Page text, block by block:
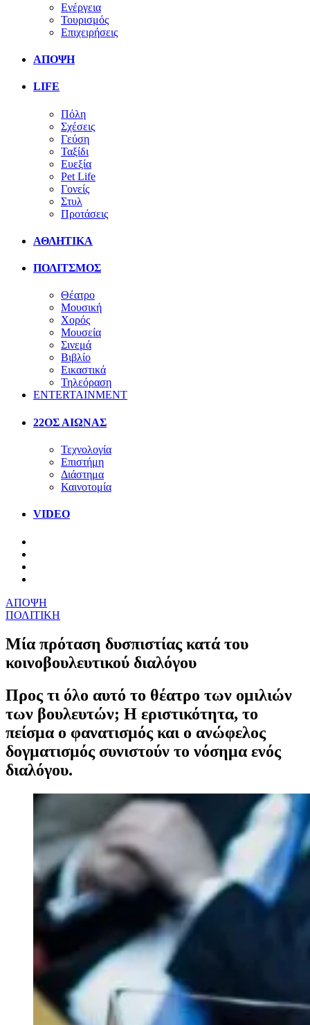
Ενέργεια
Τουρισμός
Επιχειρήσεις
ΑΠΟΨΗ
LIFE
Πόλη
Σχέσεις
Γεύση
Ταξίδι
Ευεξία
Pet Life
Γονείς
Στυλ
Προτάσεις
ΑΘΛΗΤΙΚΑ
ΠΟΛΙΤΣΜΟΣ
Θέατρο
Μουσική
Χορός
Μουσεία
Σινεμά
Βιβλίο
Εικαστικά
Τηλεόραση
ENTERTAINMENT
22ΟΣ ΑΙΩΝΑΣ
Τεχνολογία
Επιστήμη
Διάστημα
Καινοτομία
VIDEO
ΑΠΟΨΗ
ΠΟΛΙΤΙΚΗ
Μία πρόταση δυσπιστίας κατά του
κοινοβουλευτικού διαλόγου
Προς τι όλο αυτό το θέατρο των ομιλιών
των βουλευτών; Η εριστικότητα, το
πείσμα ο φανατισμός και ο ανώφελος
δογματισμός συνιστούν το νόσημα ενός
διαλόγου.